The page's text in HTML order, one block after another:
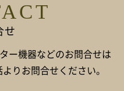
せ
ー機器などのお問合せは
りお問合せください。